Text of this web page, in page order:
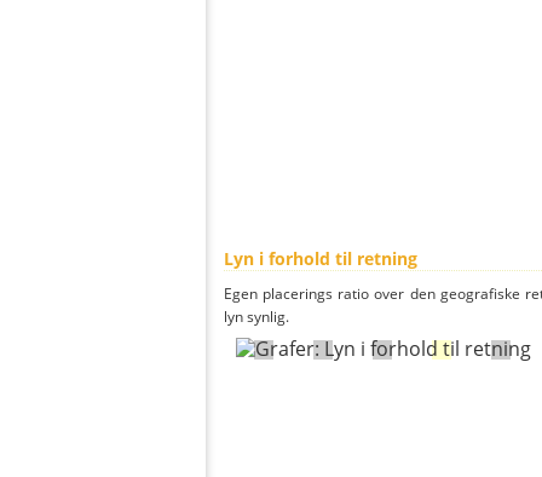
Lyn i forhold til retning
Egen placerings ratio over den geografiske
lyn synlig.